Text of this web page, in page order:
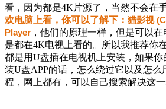
看，因为都是4K片源了，当然不会在
欢电脑上看，你可以了解下： 猫影视
Player ，他们的原理一样，但是可以
是都在4K电视上看的。所以我推荐你
都是用U盘插在电视机上安装，如果
装U盘APP的话，怎么绕过它以及怎么
程，网上都有，可以自己搜索解决这一